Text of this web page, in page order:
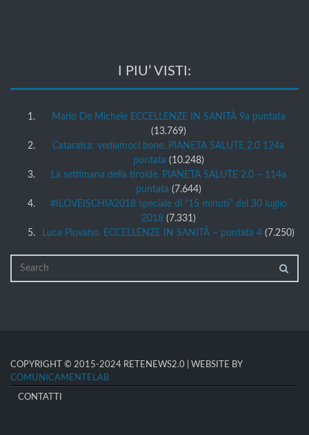
I PIU’ VISTI:
Mario De Michele ECCELLENZE IN SANITÀ 9a puntata
(13.769)
Cataratta: vediamoci bene. PIANETA SALUTE 2.0 124a
puntata (10.248)
La settimana della tiroide. PIANETA SALUTE 2.0 – 114a
puntata (7.644)
#ILOVEISCHIA2018 speciale di “15 minuti” del 30 luglio
2018 (7.331)
Luca Piovano. ECCELLENZE IN SANITÀ – puntata 4 (7.250)
COPYRIGHT © 2015-2024 RETENEWS2.0 | WEBSITE BY
COMUNICAMENTELAB
CONTATTI